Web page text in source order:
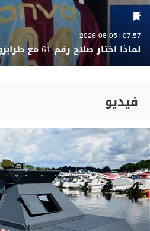
07:57 | 2026-08-05
لماذا اختار صلاح رقم 61 مع طرابزون؟
فيديو